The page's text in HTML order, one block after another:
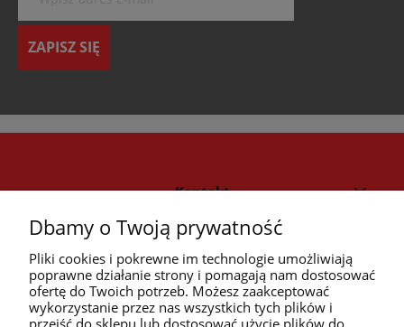
ZAPISZ SIĘ
Strefa klienta
Przyczółek
Kontakt
Dbamy o Twoją prywatność
Pliki cookies i pokrewne im technologie umożliwiają
poprawne działanie strony i pomagają nam dostosować
ofertę do Twoich potrzeb. Możesz zaakceptować
wykorzystanie przez nas wszystkich tych plików i
przejść do sklepu lub dostosować użycie plików do